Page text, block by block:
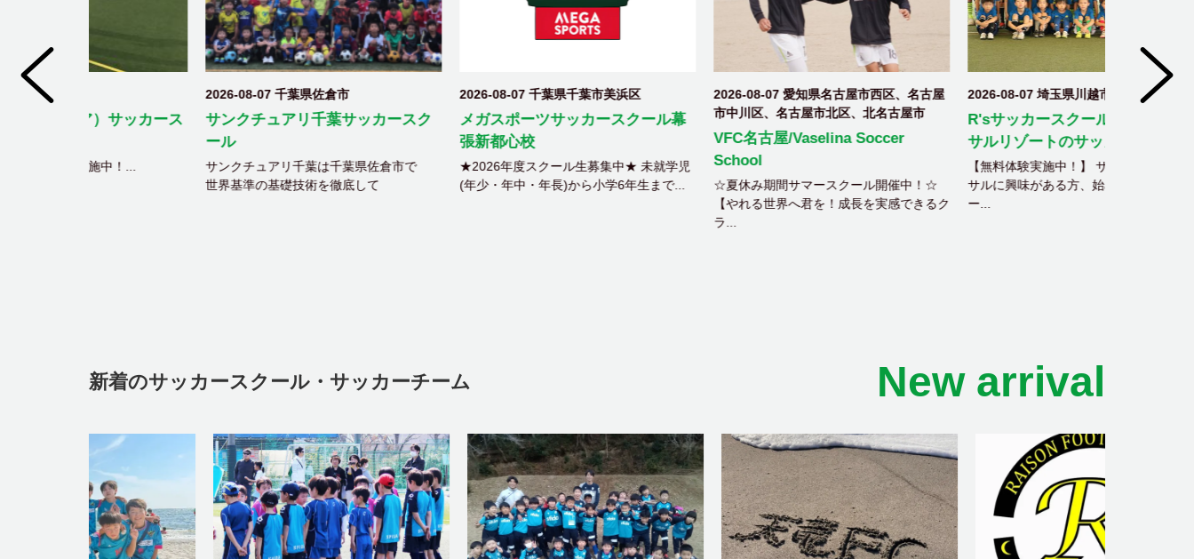
2026-08-07 千葉県佐倉市
サンクチュアリ千葉サッカースク
サンクチュアリ千葉は千葉県佐倉市で
世界基準の基礎技術を徹底して
2026-08-07 千葉県千葉市美浜区
メガスポーツサッカースクール幕
★2026年度スクール生募集中★ 未就学児
(年少・年中・年長)から小学6年生まで...
2026-08-07 愛知県名古屋市西区、名古屋
市中川区、名古屋市北区、北名古屋市
VFC名古屋/Vaselina Soccer
School
☆夏休み期間サマースクール開催中！☆
【やれる世界へ君を！成長を実感できるク
2026-08-07 埼玉県川越市
R'sサッカースクール｜川越フット
サルリゾートのサッカースクール
【無料体験実施中！】 サッカー・フット
サルに興味がある方、始めてみたい方、チ
ー...
2026-08-07
新着のサッカースクール・サッカーチーム New arrival